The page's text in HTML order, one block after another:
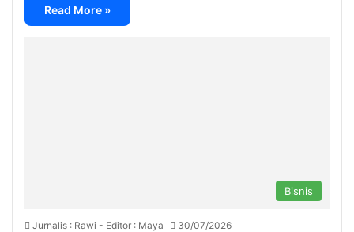
Read More »
Bisnis
Jurnalis : Rawi - Editor : Maya 30/07/2026